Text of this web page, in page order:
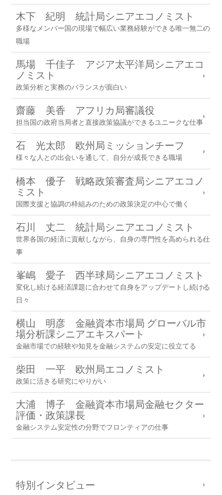
木下 紀明 統計局シニアエコノミスト
多様なメンバー国の現場で幅広い業務経験ができる唯一無二の
職場
馬場 千佳子 アジア太平洋局シニアエコ
ノミスト
政策分析と実務のバランスが面白い
齋藤 美香 アフリカ局審議役
担当国の政府当局者と直接政策協議ができるユニークな仕事
石 光太郎 欧州局ミッションチーフ
様々な人との出会いを通して、自分が成長できる職場
橋本 優子 戦略政策審査局シニアエコノ
ミスト
国際支援と協調の枠組みのための政策決定の中心で働く
石川 丈二 統計局シニアエコノミスト
世界各国の経済に貢献しながら、自身の専門性を高められる仕
事
峯嶋 愛子 西半球局シニアエコノミスト
変化し続ける経済課題に合わせて自身をアップデートし続ける
日々
横山 明彦 金融資本市場局 グローバル市
場分析課シニアエキスパート
金融市場での経験や知見を金融システムの安定に役立てる
柴田 一平 欧州局エコノミスト
政策に活きる研究にやりがい
大浦 博子 金融資本市場局金融セクター
評価・政策課長
金融システム安定性の分野でフロンティアの仕事
特別インタビュー